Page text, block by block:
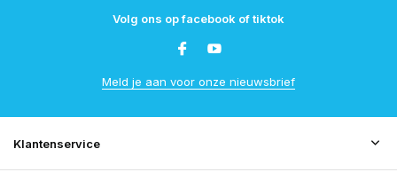
Volg ons op facebook of tiktok
Meld je aan voor onze nieuwsbrief
Klantenservice